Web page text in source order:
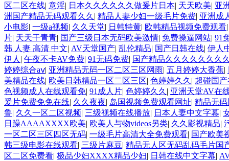
区二区在线| 意淫| 日本久久久久久久做爰片日本| 天天欧美| 亚
洲国产精品无码观看久久 | 精品人妻少妇一级毛片免费| 亚洲成
小电影| 一级a视频| 久久天堂| 日韩特黄| 欧韩精品视频免费观看
片| 天天干青青| 国产三级日本无码欧美激情| 免费操逼网站| 91
韩 人妻 高清 中文| AV天堂国产| 乱伦精品| 国产日韩在线| 伊人
伊人 | 午夜不卡AV免费| 91无码免费| 国产精品久久久久久久久
婷婷综合aⅴ| 亚洲精品无码一区二区三区网雨| 五月婷婷大香蕉|
美精品在线| 欧美日韩精品一区二区三区| 色婷婷久久 | 超碰国
色视频成人在线观看免| 91成人片| 色婷婷久久 | 亚洲天堂AV在
爰片免费免免在线| 久久夜夜| 岛国视频免费观看网址| 精品无码
鲁| 久久一区二区视频| 三级视频在线播放| 日本人妻中文字幕|
日躁AAAAXXXX欧美| 欧美人与物videos另类| 久久影视精品|
一区二区三区四区无码| 一级毛片高清大全免费观看| 国产欧美
韩三级电影在线观看| 三级片麻豆| 精品无人区无码乱码毛片国
区二区免费看| 极品少妇XXXX精品少妇| 日韩在线中文字幕|